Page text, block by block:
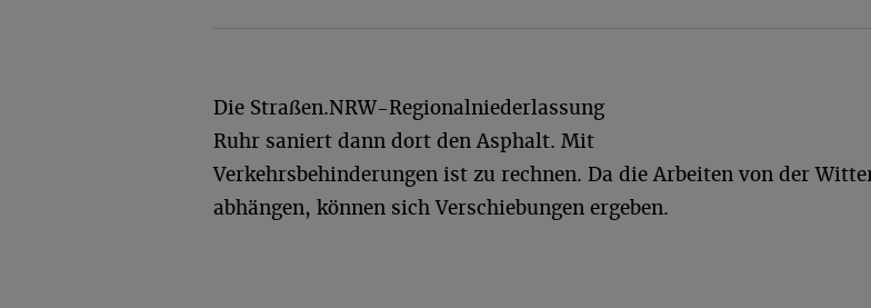
Die Straßen.NRW-Regionalniederlassung
Ruhr saniert dann dort den Asphalt. Mit
Verkehrsbehinderungen ist zu rechnen. Da die Arbeiten von der
abhängen, können sich Verschiebungen ergeben.